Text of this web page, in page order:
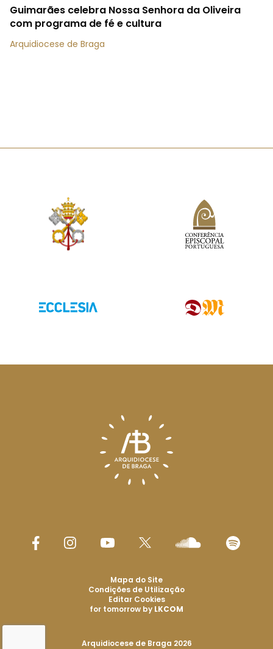
Guimarães celebra Nossa Senhora da Oliveira
com programa de fé e cultura
Arquidiocese de Braga
Arquidiocese de Braga 2026
Mapa do Site
Condições de Utilização
Editar Cookies
for tomorrow by LKCOM